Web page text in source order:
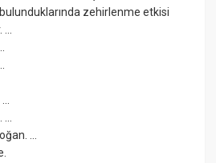
zehirlenme etkisi
...
...
...